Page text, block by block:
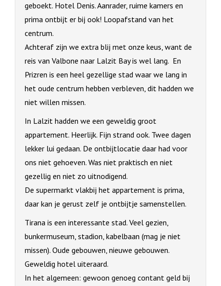
geboekt. Hotel Denis. Aanrader, ruime kamers en
prima ontbijt er bij ook! Loopafstand van het
centrum.
Achteraf zijn we extra blij met onze keus, want de
reis van Valbone naar Lalzit Bay is wel lang. En
Prizren is een heel gezellige stad waar we lang in
het oude centrum hebben verbleven, dit hadden we
niet willen missen.
In Lalzit hadden we een geweldig groot
appartement. Heerlijk. Fijn strand ook. Twee dagen
lekker lui gedaan. De ontbijtlocatie daar had voor
ons niet gehoeven. Was niet praktisch en niet
gezellig en niet zo uitnodigend.
De supermarkt vlakbij het appartement is prima,
daar kan je gerust zelf je ontbijtje samenstellen.
Tirana is een interessante stad. Veel gezien,
bunkermuseum, stadion, kabelbaan (mag je niet
missen). Oude gebouwen, nieuwe gebouwen.
Geweldig hotel uiteraard.
In het algemeen: gewoon genoeg contant geld bij